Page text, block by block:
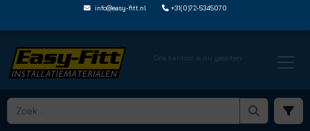
info@easy-fitt.nl +31(0)72-5345070
Ons kantoor is nu gesloten
HOME › SPEEDFIT LUCHT EN VLOEISTOFFEN